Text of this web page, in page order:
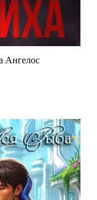
Ангелос